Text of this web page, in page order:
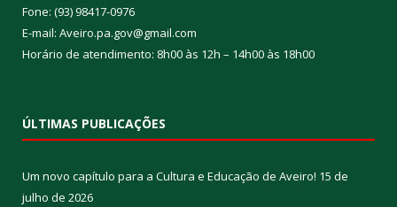
Fone: (93) 98417-0976
E-mail: Aveiro.pa.gov@gmail.com
Horário de atendimento: 8h00 às 12h – 14h00 às 18h00
ÚLTIMAS PUBLICAÇÕES
Um novo capítulo para a Cultura e Educação de Aveiro! 15 de
julho de 2026